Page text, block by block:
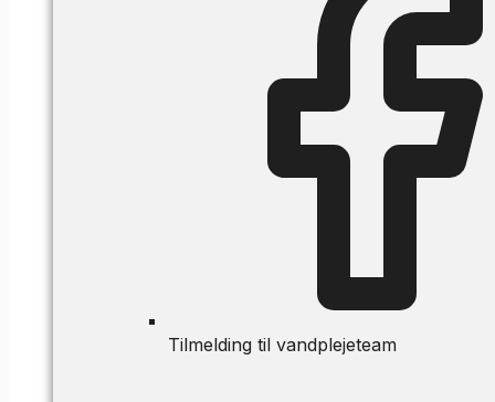
Tilmelding til vandplejeteam